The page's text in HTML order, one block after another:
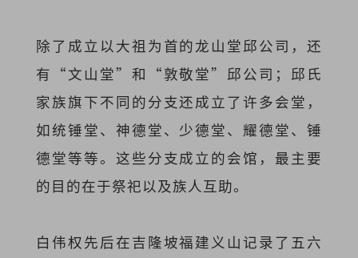
除了成立以大祖为首的龙山堂邱公司，还
有“文山堂”和“敦敬堂”邱公司；邱氏
家族旗下不同的分支还成立了许多会堂，
如统锤堂、神德堂、少德堂、耀德堂、锤
德堂等等。这些分支成立的会馆，最主要
的目的在于祭祀以及族人互助。
白伟权先后在吉隆坡福建义山记录了五六